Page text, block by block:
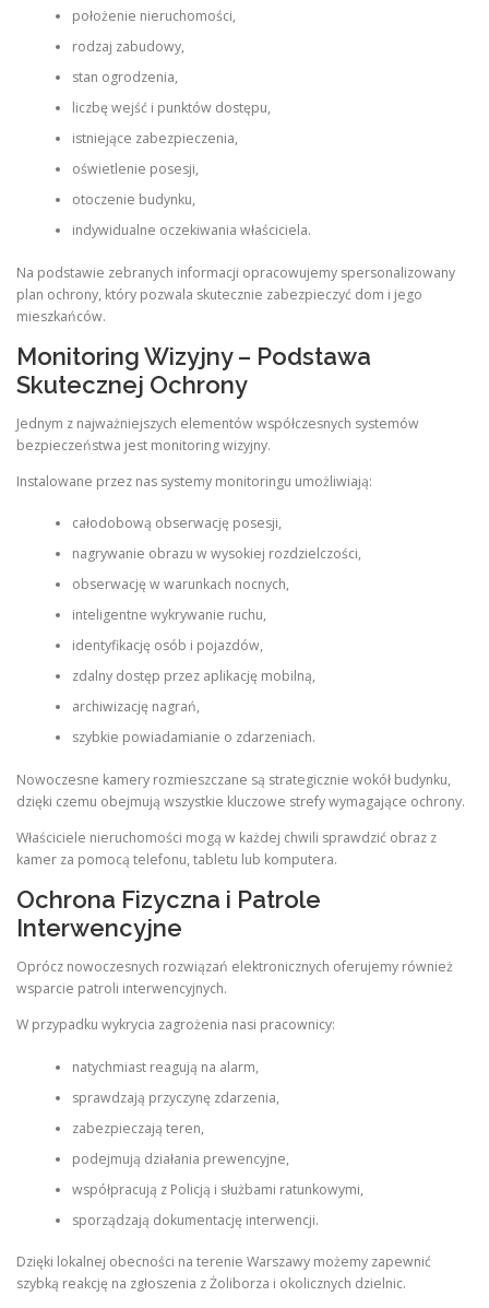
położenie nieruchomości,
rodzaj zabudowy,
stan ogrodzenia,
liczbę wejść i punktów dostępu,
istniejące zabezpieczenia,
oświetlenie posesji,
otoczenie budynku,
indywidualne oczekiwania właściciela.
Na podstawie zebranych informacji opracowujemy spersonalizowany
plan ochrony, który pozwala skutecznie zabezpieczyć dom i jego
mieszkańców.
Monitoring Wizyjny – Podstawa
Skutecznej Ochrony
Jednym z najważniejszych elementów współczesnych systemów
bezpieczeństwa jest monitoring wizyjny.
Instalowane przez nas systemy monitoringu umożliwiają:
całodobową obserwację posesji,
nagrywanie obrazu w wysokiej rozdzielczości,
obserwację w warunkach nocnych,
inteligentne wykrywanie ruchu,
identyfikację osób i pojazdów,
zdalny dostęp przez aplikację mobilną,
archiwizację nagrań,
szybkie powiadamianie o zdarzeniach.
Nowoczesne kamery rozmieszczane są strategicznie wokół budynku,
dzięki czemu obejmują wszystkie kluczowe strefy wymagające ochrony.
Właściciele nieruchomości mogą w każdej chwili sprawdzić obraz z
kamer za pomocą telefonu, tabletu lub komputera.
Ochrona Fizyczna i Patrole
Interwencyjne
Oprócz nowoczesnych rozwiązań elektronicznych oferujemy również
wsparcie patroli interwencyjnych.
W przypadku wykrycia zagrożenia nasi pracownicy:
natychmiast reagują na alarm,
sprawdzają przyczynę zdarzenia,
zabezpieczają teren,
podejmują działania prewencyjne,
współpracują z Policją i służbami ratunkowymi,
sporządzają dokumentację interwencji.
Dzięki lokalnej obecności na terenie Warszawy możemy zapewnić
szybką reakcję na zgłoszenia z Żoliborza i okolicznych dzielnic.